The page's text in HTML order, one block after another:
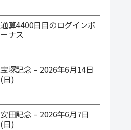
通算4400日目のログインボ
ーナス
宝塚記念 – 2026年6月14日
(日)
安田記念 – 2026年6月7日
(日)